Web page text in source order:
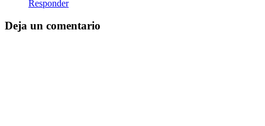
Responder
Deja un comentario